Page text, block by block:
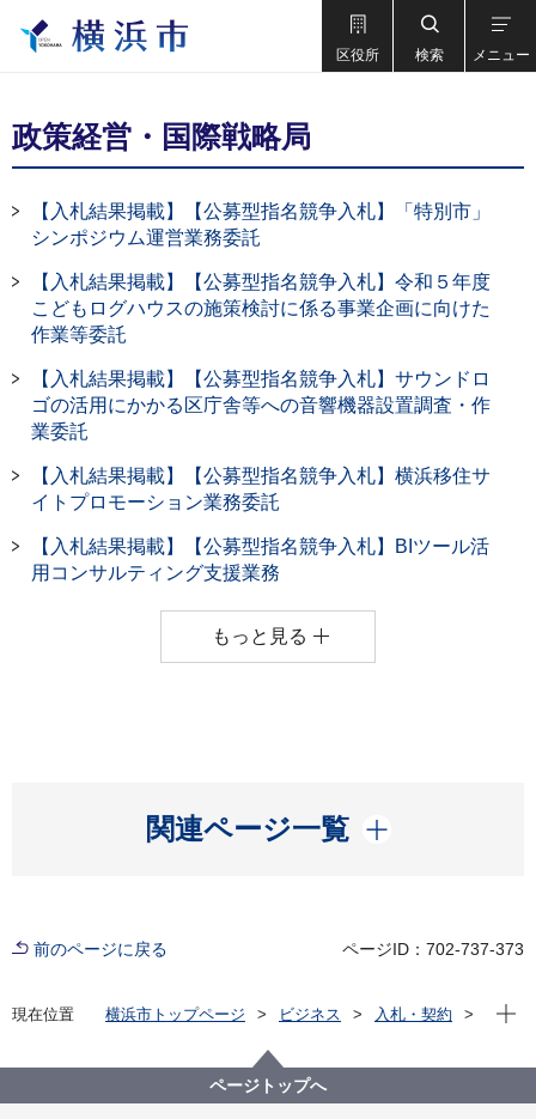
区役所 検索 メニュー
政策経営・国際戦略局
【入札結果掲載】【公募型指名競争入札】「特別市」
シンポジウム運営業務委託
【入札結果掲載】【公募型指名競争入札】令和５年度
こどもログハウスの施策検討に係る事業企画に向けた
作業等委託
【入札結果掲載】【公募型指名競争入札】サウンドロ
ゴの活用にかかる区庁舎等への音響機器設置調査・作
業委託
【入札結果掲載】【公募型指名競争入札】横浜移住サ
イトプロモーション業務委託
【入札結果掲載】【公募型指名競争入札】BIツール活
用コンサルティング支援業務
もっと見る
関連ページ一覧
開く
前のページに戻る ページID：702-737-373
現在位置 横浜市トップページ ビジネス
入札・契約
政策経営・国際戦略局
現在
ページトップへ